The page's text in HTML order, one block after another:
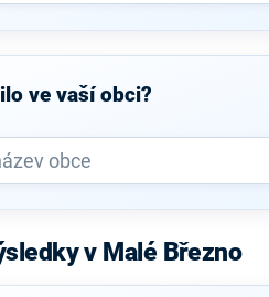
ve vaší obci?
v Malé Březno